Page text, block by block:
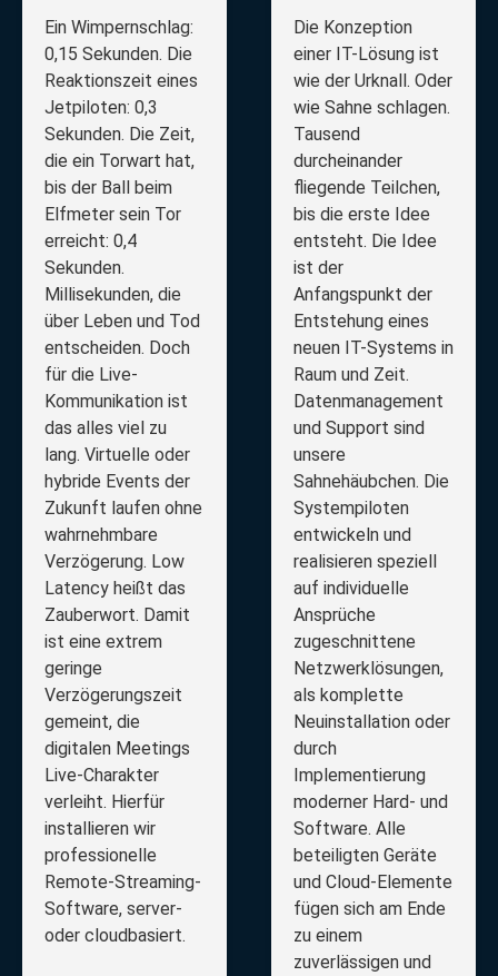
Ein Wimpernschlag:
0,15 Sekunden. Die
Reaktionszeit eines
Jetpiloten: 0,3
Sekunden. Die Zeit,
die ein Torwart hat,
bis der Ball beim
Elfmeter sein Tor
erreicht: 0,4
Sekunden.
Millisekunden, die
über Leben und Tod
entscheiden. Doch
für die Live-
Kommunikation ist
das alles viel zu
lang. Virtuelle oder
hybride Events der
Zukunft laufen ohne
wahrnehmbare
Verzögerung. Low
Latency heißt das
Zauberwort. Damit
ist eine extrem
geringe
Verzögerungszeit
gemeint, die
digitalen Meetings
Live-Charakter
verleiht. Hierfür
installieren wir
professionelle
Remote-Streaming-
Software, server-
oder cloudbasiert.
Die Konzeption
einer IT-Lösung ist
wie der Urknall. Oder
wie Sahne schlagen.
Tausend
durcheinander
fliegende Teilchen,
bis die erste Idee
entsteht. Die Idee
ist der
Anfangspunkt der
Entstehung eines
neuen IT-Systems in
Raum und Zeit.
Datenmanagement
und Support sind
unsere
Sahnehäubchen. Die
Systempiloten
entwickeln und
realisieren speziell
auf individuelle
Ansprüche
zugeschnittene
Netzwerklösungen,
als komplette
Neuinstallation oder
durch
Implementierung
moderner Hard- und
Software. Alle
beteiligten Geräte
und Cloud-Elemente
fügen sich am Ende
zu einem
zuverlässigen und